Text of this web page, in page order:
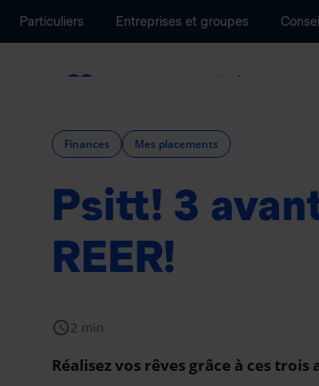
Particuliers Entreprises et groupes
Finances Mes placements
Psitt! 3
REER!
schedule2 min
Réalisez vos rêves grâce à ces